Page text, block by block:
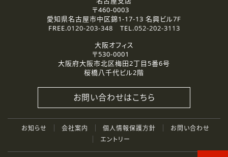
〒460-0003
愛知県名古屋市中区錦1-17-13 名興ビル7F
FREE.0120-203-348 TEL.052-202-3113
大阪オフィス
〒530-0001
大阪府大阪市北区梅田2丁目5番6号
桜橋八千代ビル2階
お問い合わせはこちら
お知らせ 会社案内 個人情報保護方針
お問い合わせ
エントリー